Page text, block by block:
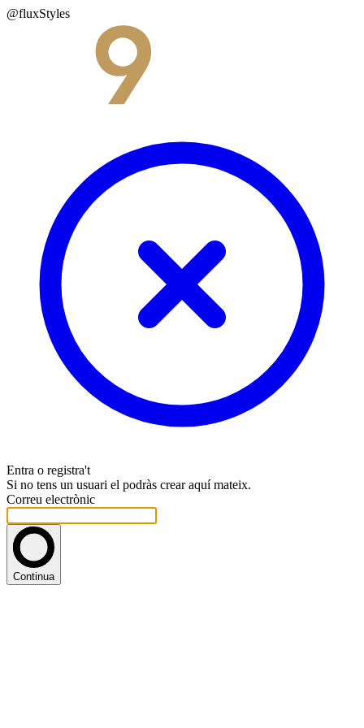
@fluxStyles
Entra o registra't
Si no tens un usuari el podràs crear aquí mateix.
Correu electrònic
Continua